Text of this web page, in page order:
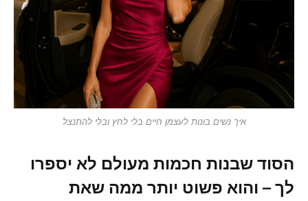
איך נשים בונות לעצמן חיים בלי לחץ ובלי להתנצל
הסוד שבנות חכמות מעולם לא יספרו
לך – והוא פשוט יותר ממה שאת